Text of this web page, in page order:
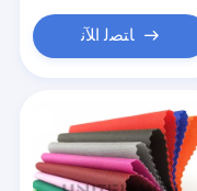
ﺎﺘﺼﻟ ﺍﻶﻧ